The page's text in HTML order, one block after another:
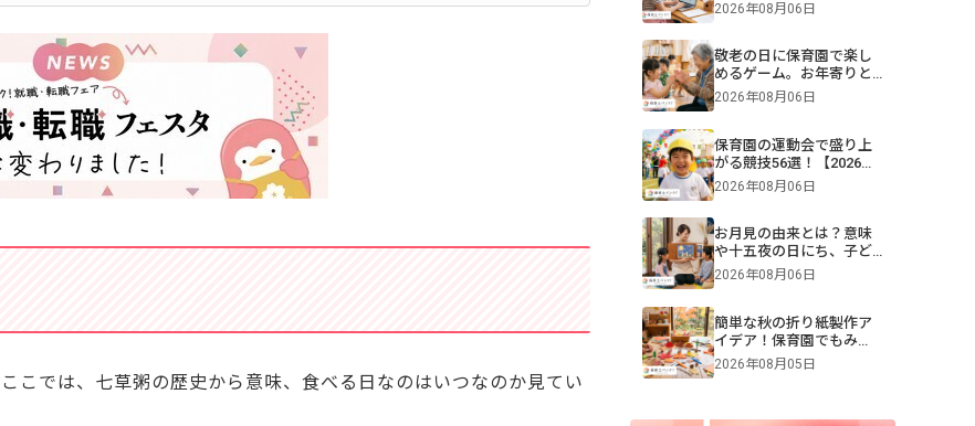
こでは、七草粥の歴史から意味、食べる日なのはいつなのか見てい
2026年08月06日
敬老の日に保育園で楽し
めるゲーム。お年寄りと
交流できる遊びや伝承遊
2026年08月06日
保育園の運動会で盛り上
がる競技56選！【2026年
版】0・1・2・3・4・5歳
児別・ねらいや親子競
2026年08月06日
お月見の由来とは？意味
や十五夜の日にち、子ど
もへの伝え方【2026年最
2026年08月06日
簡単な秋の折り紙製作ア
イデア！保育園でもみ
じ・きのこ・トンボを作
2026年08月05日